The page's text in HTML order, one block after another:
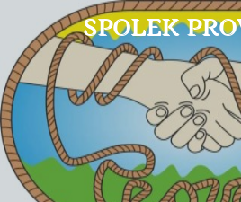
SPOLEK